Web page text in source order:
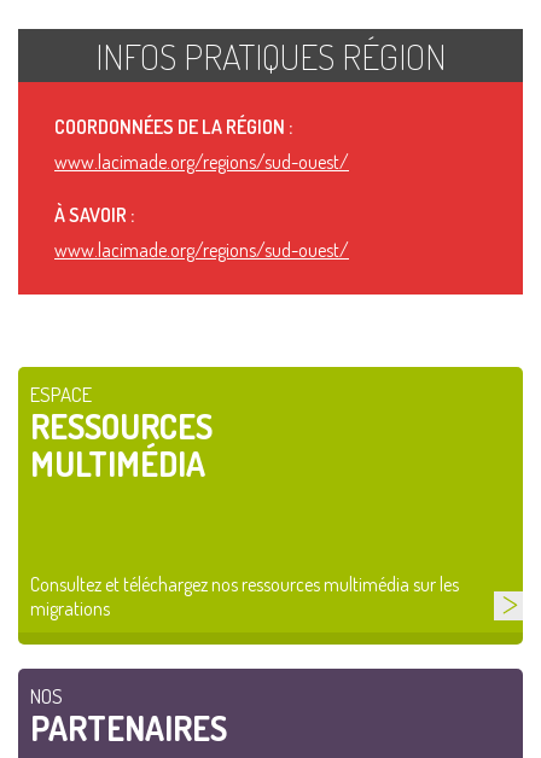
INFOS PRATIQUES RÉGION
COORDONNÉES DE LA RÉGION :
www.lacimade.org/regions/sud-ouest/
À SAVOIR :
www.lacimade.org/regions/sud-ouest/
ESPACE
RESSOURCES
MULTIMÉDIA
Consultez et téléchargez nos ressources multimédia sur les
migrations
NOS
PARTENAIRES